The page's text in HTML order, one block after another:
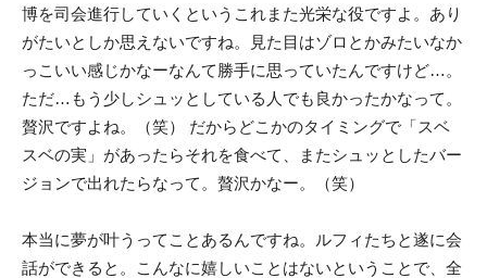
博を司会進行していくというこれまた光栄な役ですよ。あり
がたいとしか思えないですね。見た目はゾロとかみたいなか
っこいい感じかなーなんて勝手に思っていたんですけど…。
ただ…もう少しシュッとしている人でも良かったかなって。
贅沢ですよね。（笑） だからどこかのタイミングで「スベ
スベの実」があったらそれを食べて、またシュッとしたバー
ジョンで出れたらなって。贅沢かなー。（笑）
本当に夢が叶うってことあるんですね。ルフィたちと遂に会
話ができると。こんなに嬉しいことはないということで、全